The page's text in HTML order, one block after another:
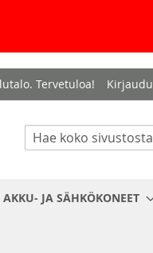
Tervetuloa!
Haku
AKKU- JA SÄHKÖKONEET